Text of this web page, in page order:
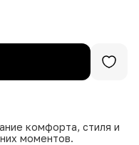
комфорта, стиля и
моментов.